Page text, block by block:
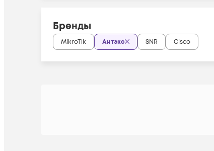
Бренды
MikroTik Антэкс SNR Cisco